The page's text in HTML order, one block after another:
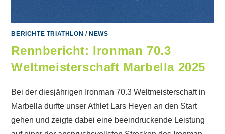
BERICHTE TRIATHLON / NEWS
Rennbericht: Ironman 70.3
Weltmeisterschaft Marbella 2025
Bei der diesjährigen Ironman 70.3 Weltmeisterschaft in
Marbella durfte unser Athlet Lars Heyen an den Start
gehen und zeigte dabei eine beeindruckende Leistung